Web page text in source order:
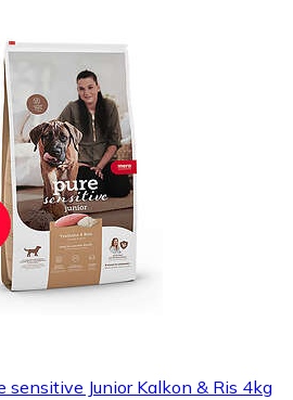
sensitive Junior Kalkon & Ris 4kg